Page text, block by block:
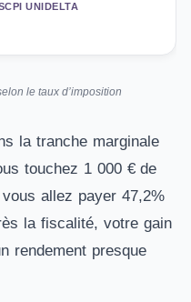
UNIDELTA
le taux d’imposition
la tranche marginale
touchez 1 000 € de
allez payer 47,2%
la fiscalité, votre gain
rendement presque